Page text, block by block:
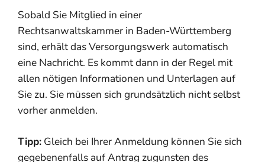
Sobald Sie Mitglied in einer
Rechtsanwaltskammer in Baden-Württemberg
sind, erhält das Versorgungswerk automatisch
eine Nachricht. Es kommt dann in der Regel mit
allen nötigen Informationen und Unterlagen auf
Sie zu. Sie müssen sich grundsätzlich nicht selbst
vorher anmelden.
Tipp: Gleich bei Ihrer Anmeldung können Sie sich
gegebenenfalls auf Antrag zugunsten des